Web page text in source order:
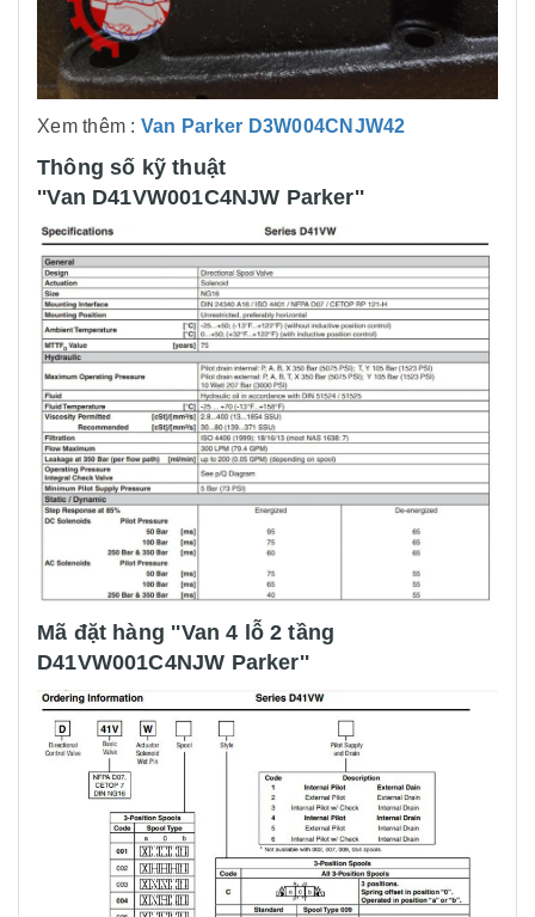
Xem thêm : Van Parker D3W004CNJW42
Thông số kỹ thuật
''Van D41VW001C4NJW Parker''
Mã đặt hàng ''Van 4 lỗ 2 tầng
D41VW001C4NJW Parker''